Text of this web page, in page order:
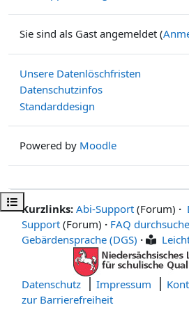
Kursindex öffnen
Sie sind als Gast angemeldet (
Unsere Datenlöschfristen
Datenschutzinfos
Standarddesign
Powered by Moodle
Kurzlinks: Abi-Support (Forum) ·
Support (Forum) · FAQ
Gebärdensprache (DGS) ·
Datenschutz Impressum
zur Barrierefreiheit